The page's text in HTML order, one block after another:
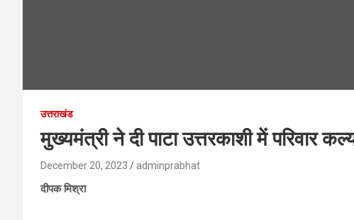
उत्तराखंड
मुख्यमंत्री ने दी पाटा उत्तरकाशी में परिवार
December 20, 2023 adminprabhat
दीपक मिश्रा